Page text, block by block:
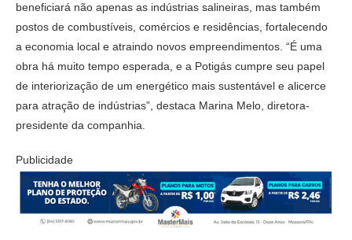
beneficiará não apenas as indústrias salineiras, mas também
postos de combustíveis, comércios e residências, fortalecendo
a economia local e atraindo novos empreendimentos. “É uma
obra há muito tempo esperada, e a Potigás cumpre seu papel
de interiorização de um energético mais sustentável e alicerce
para atração de indústrias”, destaca Marina Melo, diretora-
presidente da companhia.
Publicidade